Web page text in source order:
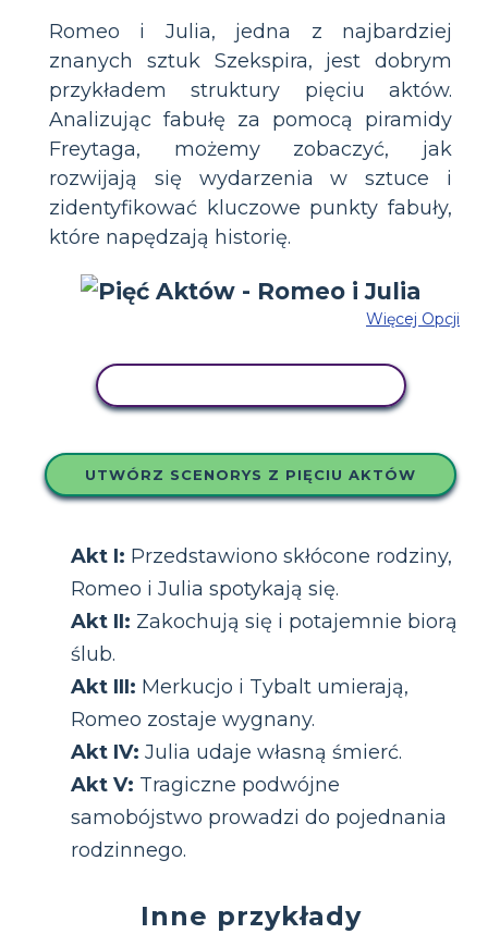
Romeo i Julia, jedna z najbardziej
znanych sztuk Szekspira, jest dobrym
przykładem struktury pięciu aktów.
Analizując fabułę za pomocą piramidy
Freytaga, możemy zobaczyć, jak
rozwijają się wydarzenia w sztuce i
zidentyfikować kluczowe punkty fabuły,
które napędzają historię.
Więcej Opcji
UTWÓRZ SCENORYS Z PIĘCIU AKTÓW
Akt I: Przedstawiono skłócone rodziny,
Romeo i Julia spotykają się.
Akt II: Zakochują się i potajemnie biorą
ślub.
Akt III: Merkucjo i Tybalt umierają,
Romeo zostaje wygnany.
Akt IV: Julia udaje własną śmierć.
Akt V: Tragiczne podwójne
samobójstwo prowadzi do pojednania
rodzinnego.
Inne przykłady